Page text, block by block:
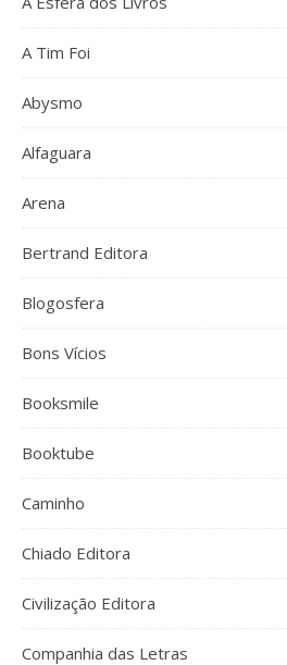
A Tim Foi
Abysmo
Alfaguara
Arena
Bertrand Editora
Blogosfera
Bons Vícios
Booksmile
Booktube
Caminho
Chiado Editora
Civilização Editora
Companhia das Letras